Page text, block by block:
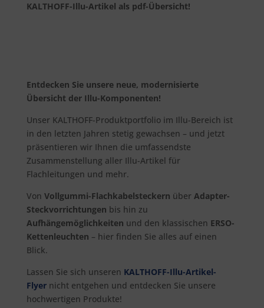
KALTHOFF-Illu-Artikel als pdf-Übersicht!
Entdecken Sie unsere neue, modernisierte
Übersicht der Illu-Komponenten!
Unser KALTHOFF-Produktportfolio im Illu-Bereich ist
in den letzten Jahren stetig gewachsen – und jetzt
präsentieren wir Ihnen die umfassendste
Zusammenstellung aller Illu-Artikel für
Flachleitungen und mehr.
Von Vollgummi-Flachkabelsteckern über Adapter-
Steckvorrichtungen bis hin zu
Aufhängemöglichkeiten und den klassischen ERSO-
Kettenleuchten – hier finden Sie alles auf einen
Blick.
Lassen Sie sich unseren KALTHOFF-Illu-Artikel-
Flyernicht entgehen und entdecken Sie unsere
hochwertigen Produkte!